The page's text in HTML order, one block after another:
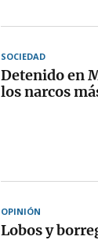
SOCIEDAD
Detenido en
los narcos
OPINIÓN
Lobos y